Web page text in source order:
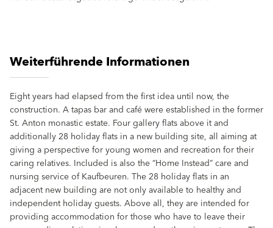
Weiterführende Informationen
Eight years had elapsed from the first idea until now, the
construction. A tapas bar and café were established in the former
St. Anton monastic estate. Four gallery flats above it and
additionally 28 holiday flats in a new building site, all aiming at
giving a perspective for young women and recreation for their
caring relatives. Included is also the “Home Instead” care and
nursing service of Kaufbeuren. The 28 holiday flats in an
adjacent new building are not only available to healthy and
independent holiday guests. Above all, they are intended for
providing accommodation for those who have to leave their